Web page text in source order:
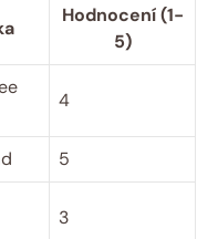
Hodnocení (1-
5)
4
5
3